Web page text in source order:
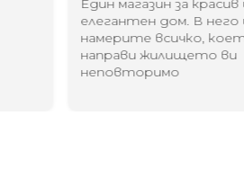
Един магазин за красив
елегантен дом. В
намерите всичко,
направи жилището ви
неповторимо